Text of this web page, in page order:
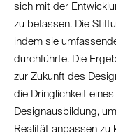
sich mit der
zu befassen. Die
indem sie
durchführte. Die
zur Zukunft des
die Dringlichkeit
Designausbildung,
Realität anpassen zu